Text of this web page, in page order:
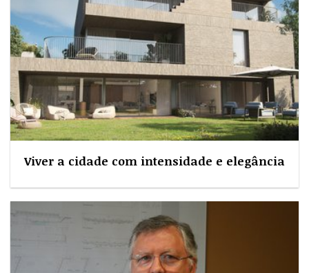
Viver a cidade com intensidade e elegância